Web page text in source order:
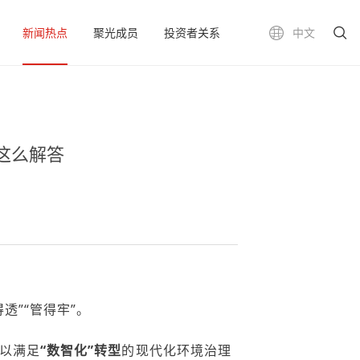
中文
新闻热点 聚光成员 投资者关系
么解答
”“管得牢”。
满足“数智化”转型的现代化环境治理